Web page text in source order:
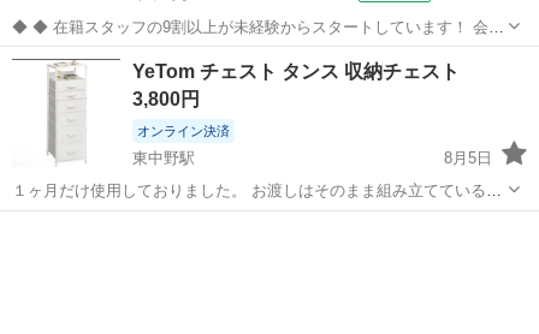
◆ ◆ 在籍スタッフの9割以上が未経験からスタートしています！ 会社
員だった方やシステム会社から転職してきた方も！ 「運動が好き」
「部活時代の熱を取り戻したい」そんな方にはピッタリ！ 是非飛び込
んできてくださいね♪ トッ...
東京 中野区 スポーツジム
YeTom チェスト タンス 収納チェスト
3,800円
オンライン決済
東中野駅
8月5日
１ヶ月だけ使用しておりました。 お渡しはそのまま組み立てている状
態でのお渡しです。 (分解も可能ですが、取扱説明書がごさいませ